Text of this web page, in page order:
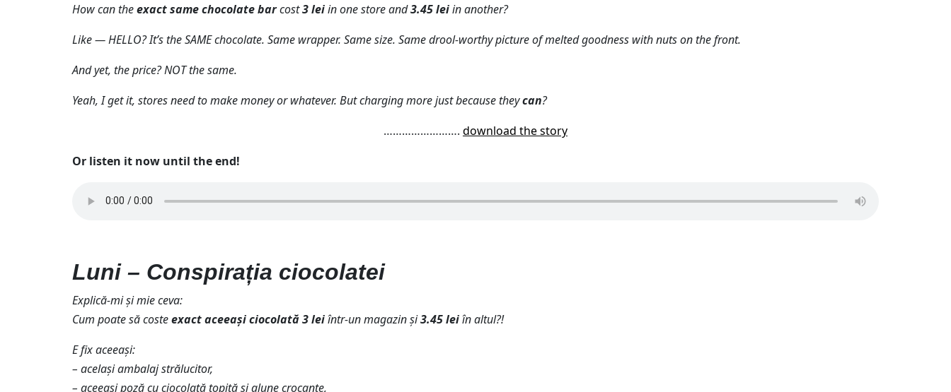
How can theexact same chocolate barcost3 leiin one store and3.45 leiin another?
Like — HELLO? It’s the SAME chocolate. Same wrapper. Same size. Same drool-worthy picture of melted goodness with nuts on the front.
And yet, the price? NOT the same.
Yeah, I get it, stores need to make money or whatever. But charging more just because theycan?
……………………. download the story
Or listen it now until the end!
Luni – Conspirația ciocolatei
Explică-mi și mie ceva:
Cum poate să costeexact aceeași ciocolată3 leiîntr-un magazin și3.45 leiîn altul?!
E fix aceeași:
– același ambalaj strălucitor,
– aceeași poză cu ciocolată topită și alune crocante,